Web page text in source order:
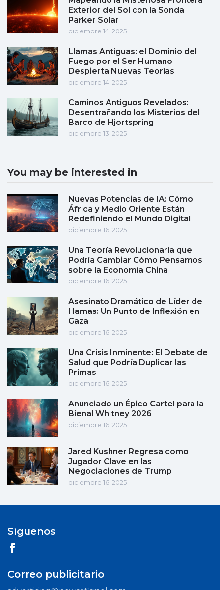
Exterior del Sol con la Sonda
Parker Solar
diciembre 14, 2025
Llamas Antiguas: el Dominio del
Fuego por el Ser Humano
Despierta Nuevas Teorías
diciembre 14, 2025
Caminos Antiguos Revelados:
Desentrañando los Misterios del
Barco de Hjortspring
diciembre 13, 2025
You may be interested in
Nuevas Potencias de IA: Cómo
África y Medio Oriente Están
Redefiniendo el Mundo Digital
diciembre 16, 2025
Una Teoría Revolucionaria que
Podría Cambiar Cómo Pensamos
sobre la Economía China
diciembre 16, 2025
Asesinato Dramático de Líder de
Hamas: Un Punto de Inflexión en
Gaza
diciembre 16, 2025
Una Crisis Inminente: El Debate de
Salud que Podría Duplicar las
Primas
diciembre 16, 2025
Anunciado un Épico Cartel para la
Bienal Whitney 2026
diciembre 16, 2025
Jared Kushner Regresa como
Jugador Clave en las
Negociaciones de Trump
diciembre 16, 2025
Síguenos
Correo publicitario